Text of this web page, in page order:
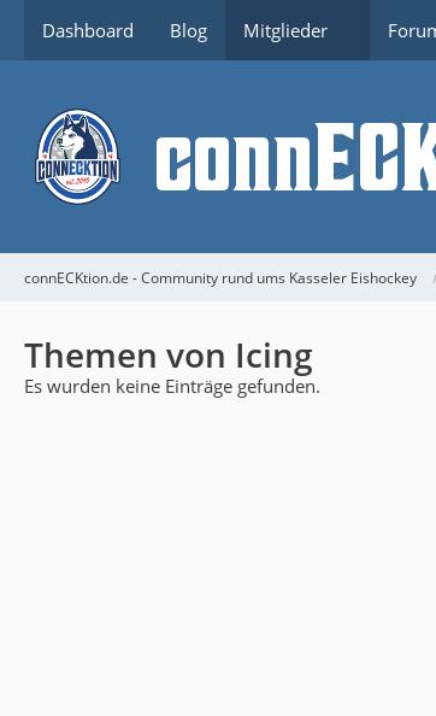
Dashboard Blog Mitglieder
connECKtion.de - Community rund ums Kasseler Eishockey
Themen von Icing
Es wurden keine Einträge gefunden.